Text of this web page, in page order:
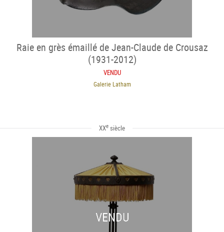
Raie en grès émaillé de Jean-Claude de Crousaz
(1931-2012)
VENDU
Galerie Latham
XXe siècle
VENDU